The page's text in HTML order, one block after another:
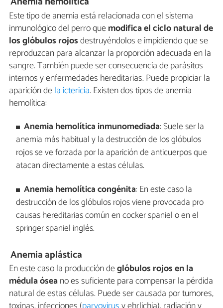
Este tipo de anemia está relacionada con el sistema
inmunológico del perro quemodifica el ciclo natural de
los glóbulos rojosdestruyéndolos e impidiendo que se
reproduzcan para alcanzar la proporción adecuada en la
sangre. También puede ser consecuencia de parásitos
internos y enfermedades hereditarias. Puede propiciar la
aparición dela ictericia. Existen dos tipos de anemia
hemolítica:
Anemia hemolítica inmunomediada: Suele ser la
anemia más habitual y la destrucción de los glóbulos
rojos se ve forzada por la aparición de anticuerpos que
atacan directamente a estas células.
Anemia hemolíticacongénita: En este caso la
destrucción de los glóbulos rojos viene provocada pro
causas hereditarias común en cocker spaniel o en el
springer spaniel inglés.
Anemia aplástica
En este caso la producción deglóbulos rojos en la
médula óseano es suficiente para compensar la pérdida
natural de estas células. Puede ser causada por tumores,